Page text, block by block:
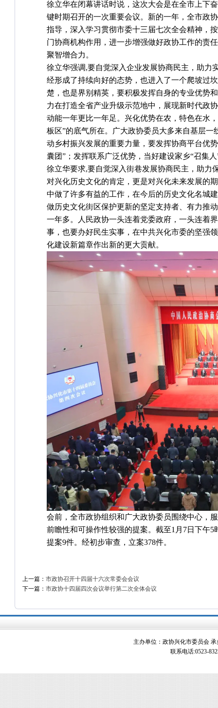
徐立华在闭幕讲话时说，这次大会是在全市上下
键时期召开的一次重要会议。新的一年，全市政
指导，深入学习贯彻市委十三届七次全会精神，
门协商机构作用，进一步增强做好政协工作的责
聚智增合力。
徐立华强调,要自觉深入企业发展协商民主，助力
经形成了持续向好的态势，也进入了一个爬坡过
楚，也是界别精英，要积极发挥自身的专业优势
力在打造全省产业升级示范地中，展现新时代政
动能一年更比一年足。兴化优势在农，特色在水
板区”的底气所在。广大政协委员大多来自基层
动乡村振兴发展的重要力量，要发挥协商平台优
囊团”；发挥联系广泛优势，当好建设家乡“召集人
徐立华要求,要自觉深入街巷发展协商民主，助力
对兴化历史文化的肯定，更是对兴化未来发展的
中做了许多有益的工作，在今后的历史文化名城
做历史文化街区保护更新的坚定支持者、有力推
一年多。人民政协一头连着党委政府，一头连着
事，也要办好民生实事，在中共兴化市委的坚强
化建设新篇章作出新的更大贡献。
会前，全市政协组织和广大政协委员围绕中心，
前瞻性和可操作性较强的提案。截至1月7日下午
提案9件。经初步审查，立案378件。
上一篇： 市政协召开十四届十六次常委会会议
下一篇： 市政协十四届四次会议举行第二次全体会议
主办单位：政协兴化市委员会
联系电话:0523-